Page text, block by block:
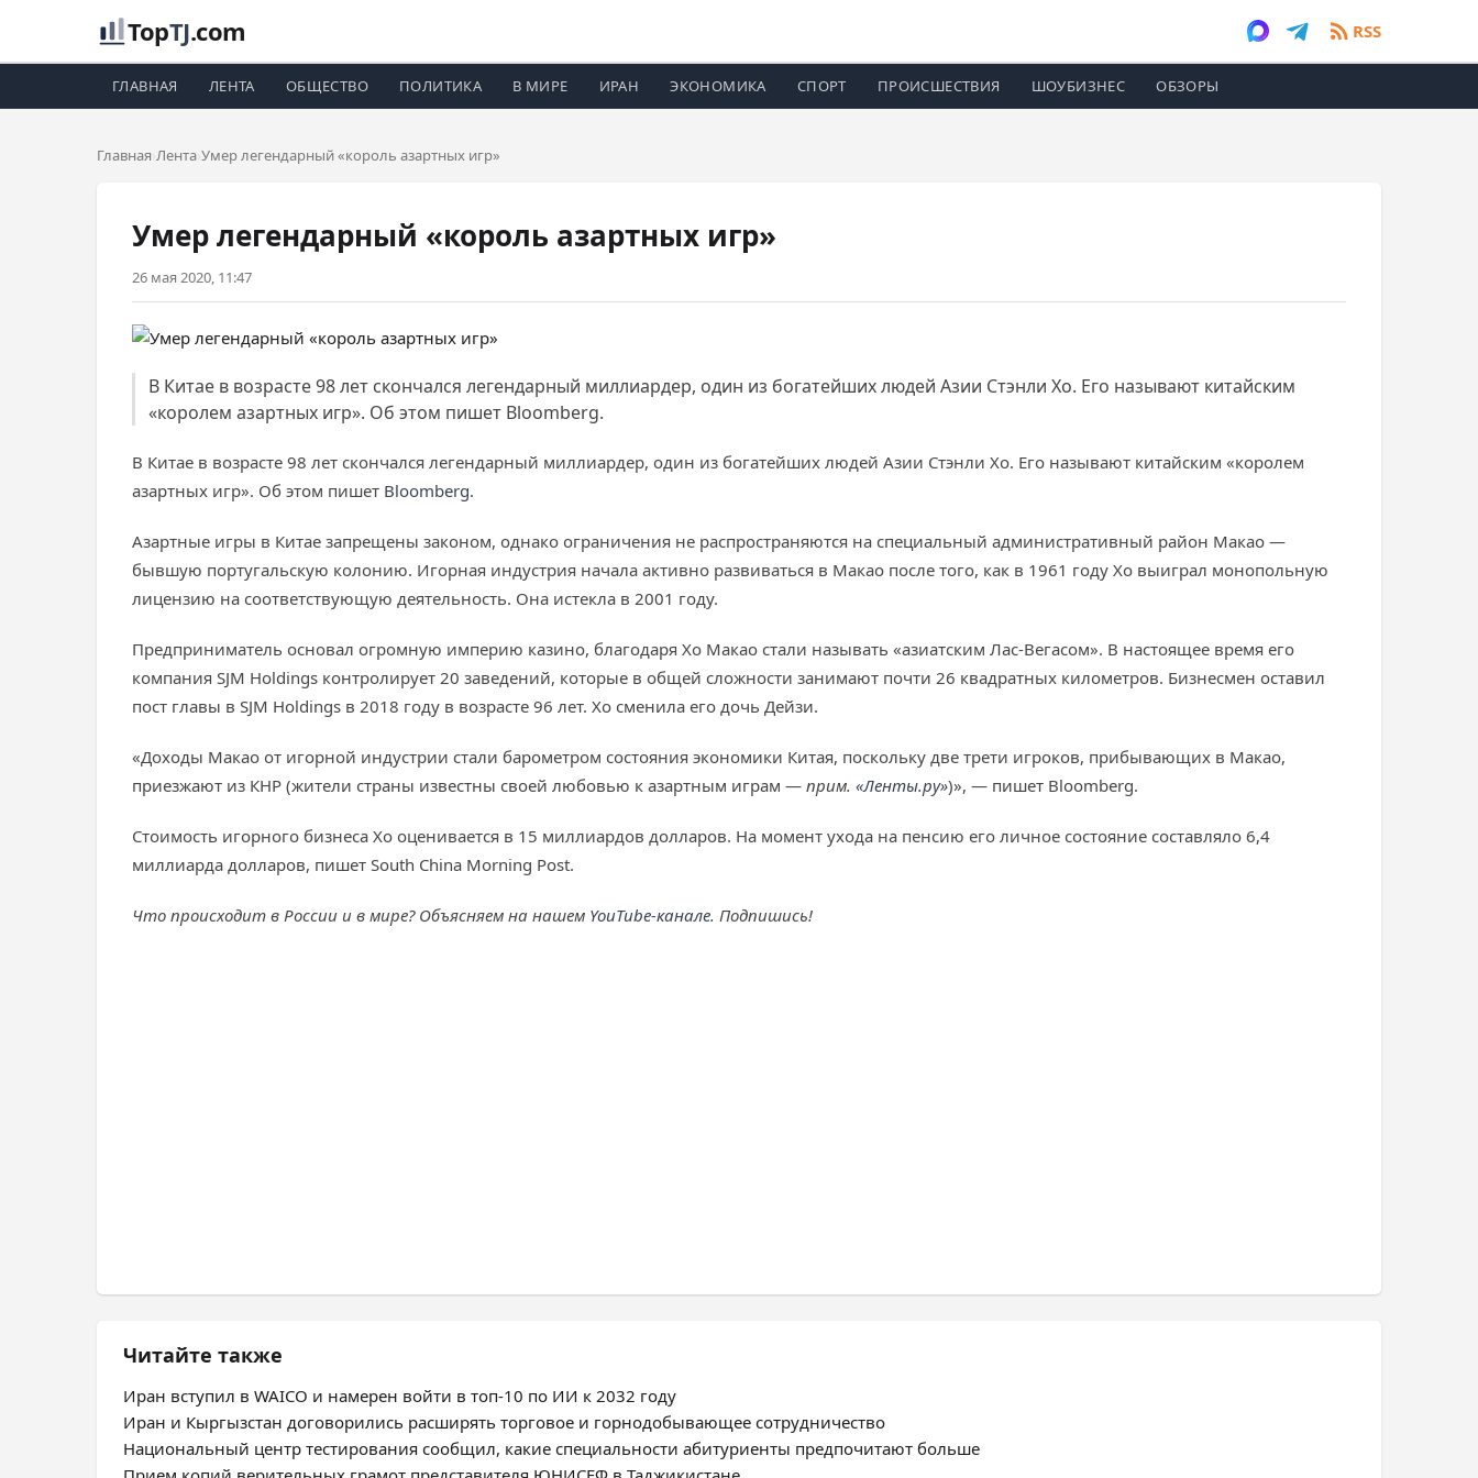
TopTJ.com RSS
ГЛАВНАЯ ЛЕНТА ОБЩЕСТВО ПОЛИТИКА В МИРЕ ИРАН ЭКОНОМИКА СПОРТ ПРОИСШЕСТВИЯ ШОУБИЗНЕС ОБЗОРЫ
Главная Лента Умер легендарный «король азартных игр»
Умер легендарный «король азартных игр»
26 мая 2020, 11:47
В Китае в возрасте 98 лет скончался легендарный миллиардер, один из богатейших людей Азии Стэнли Хо. Его называют китайским
«королем азартных игр». Об этом пишет Bloomberg.
В Китае в возрасте 98 лет скончался легендарный миллиардер, один из богатейших людей Азии Стэнли Хо. Его называют китайским «королем
азартных игр». Об этом пишет Bloomberg.
Азартные игры в Китае запрещены законом, однако ограничения не распространяются на специальный административный район Макао —
бывшую португальскую колонию. Игорная индустрия начала активно развиваться в Макао после того, как в 1961 году Хо выиграл монопольную
лицензию на соответствующую деятельность. Она истекла в 2001 году.
Предприниматель основал огромную империю казино, благодаря Хо Макао стали называть «азиатским Лас-Вегасом». В настоящее время его
компания SJM Holdings контролирует 20 заведений, которые в общей сложности занимают почти 26 квадратных километров. Бизнесмен оставил
пост главы в SJM Holdings в 2018 году в возрасте 96 лет. Хо сменила его дочь Дейзи.
«Доходы Макао от игорной индустрии стали барометром состояния экономики Китая, поскольку две трети игроков, прибывающих в Макао,
приезжают из КНР (жители страны известны своей любовью к азартным играм — прим. «Ленты.ру»)», — пишет Bloomberg.
Стоимость игорного бизнеса Хо оценивается в 15 миллиардов долларов. На момент ухода на пенсию его личное состояние составляло 6,4
миллиарда долларов, пишет South China Morning Post.
Что происходит в России и в мире? Объясняем на нашем YouTube-канале. Подпишись!
Читайте также
Иран вступил в WAICO и намерен войти в топ-10 по ИИ к 2032 году
Иран и Кыргызстан договорились расширять торговое и горнодобывающее сотрудничество
Национальный центр тестирования сообщил, какие специальности абитуриенты предпочитают больше